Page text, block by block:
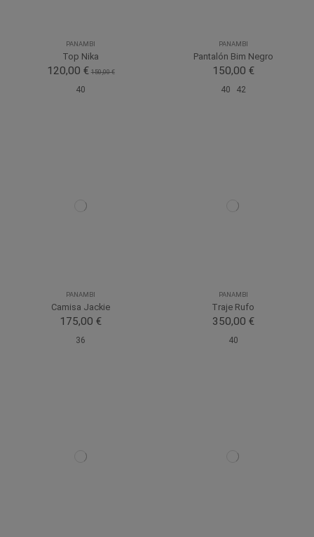
PANAMBI
Top Nika
120,00 € 150,00 €
40
PANAMBI
Pantalón Bim Negro
150,00 €
40 42
PANAMBI
Camisa Jackie
175,00 €
36
PANAMBI
Traje Rufo
350,00 €
40